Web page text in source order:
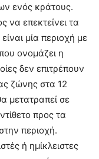
ενός κράτους.
να επεκτείνει τα
μία περιοχή με
ονομάζει η
δεν επιτρέπουν
ζώνης στα 12
μετατραπεί σε
προς τα
περιοχή.
ή ημίκλειστες